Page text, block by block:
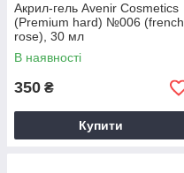
Акрил-гель Avenir Cosmetics
(Premium hard) №006 (french
rose), 30 мл
В наявності
350 ₴
Купити